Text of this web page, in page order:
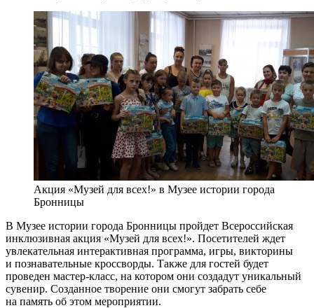
Акция «Музей для всех!» в Музее истории города
Бронницы
В Музее истории города Бронницы пройдет Всероссийская
инклюзивная акция «Музей для всех!». Посетителей ждет
увлекательная интерактивная программа, игры, викторины
и познавательные кроссворды. Также для гостей будет
проведен мастер-класс, на котором они создадут уникальный
сувенир. Созданное творение они смогут забрать себе
на память об этом мероприятии.